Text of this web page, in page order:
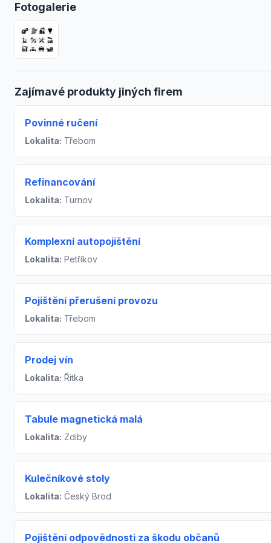
Fotogalerie
Zajímavé produkty jiných firem
Povinné ručení
Lokalita: Třebom
Refinancování
Lokalita: Turnov
Komplexní autopojištění
Lokalita: Petříkov
Pojištění přerušení provozu
Lokalita: Třebom
Prodej vín
Lokalita: Řitka
Tabule magnetická malá
Lokalita: Zdiby
Kulečníkové stoly
Lokalita: Český Brod
Pojištění odpovědnosti za škodu občanů